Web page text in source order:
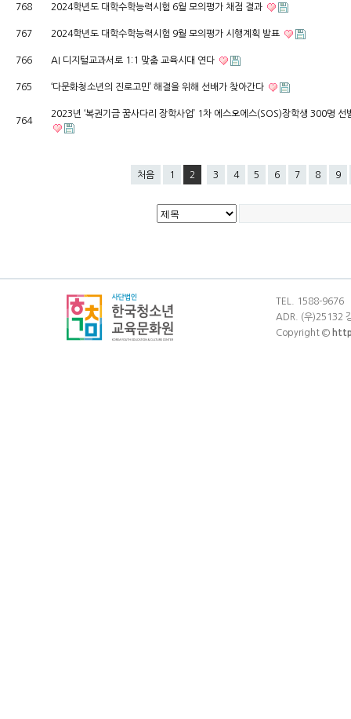
768 2024학년도 대학수학능력시험 6월 모의평가 채점 결과
767 2024학년도 대학수학능력시험 9월 모의평가 시행계획 발표
766 AI 디지털교과서로 1:1 맞춤 교육시대 연다
765 ‘다문화청소년의 진로고민’ 해결을 위해 선배가 찾아간다
764
2023년 ‘복권기금 꿈사다리 장학사업’ 1차 에스오에스(SOS)장학생 300명 선
처음 1 2 3 4 5 6 7 8 9
TEL. 1588-
ADR. (우)25132
Copyright ©